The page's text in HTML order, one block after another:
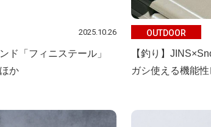
2025.10.26
ド「フィニステール」
か
OUTDOOR
【釣り】
ガシ使える機能